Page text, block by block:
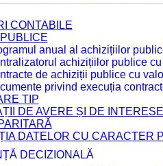
CONTABILE
anual al achizițiilor
achizițiilor publice
de achiziții publice cu
privind execuția
TIP
DE AVERE ȘI DE INTERESE
DATELOR CU CARACTER
DECIZIONALĂ